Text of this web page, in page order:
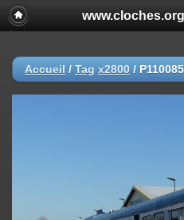
Accueil / Tag x2800 /